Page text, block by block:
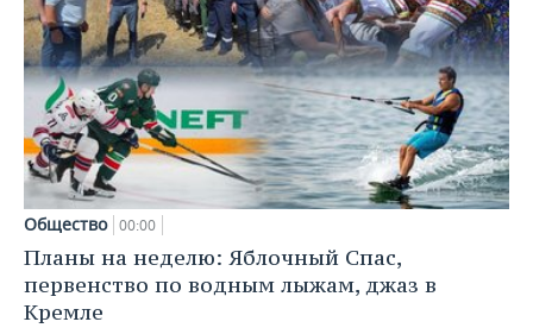
Общество 00:00
Планы на неделю: Яблочный Спас,
первенство по водным лыжам, джаз в
Кремле